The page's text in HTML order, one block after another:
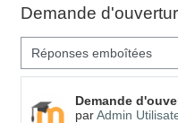
Demande
Type d’affichage
Demande
parAdmin
Nombre de